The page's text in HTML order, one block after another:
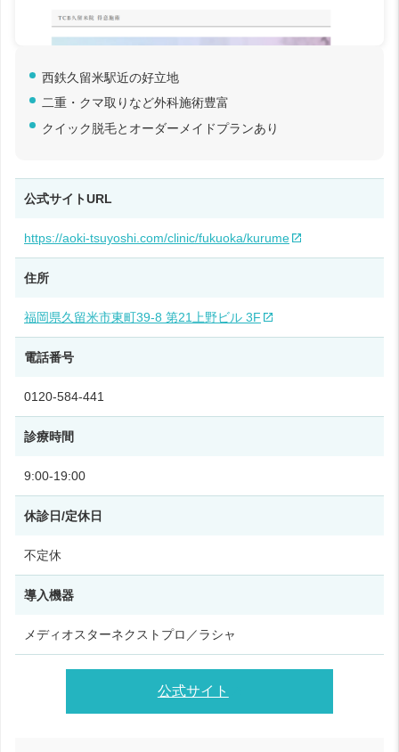
西鉄久留米駅近の好立地
二重・クマ取りなど外科施術豊富
クイック脱毛とオーダーメイドプランあり
公式サイトURL
https://aoki-tsuyoshi.com/clinic/fukuoka/kurume
住所
福岡県久留米市東町39-8 第21上野ビル 3F
電話番号
0120-584-441
診療時間
9:00‑19:00
休診日/定休日
不定休
導入機器
メディオスターネクストプロ／ラシャ
公式サイト